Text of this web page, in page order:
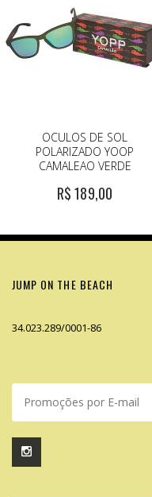
OCULOS DE SOL
POLARIZADO YOOP
CAMALEAO VERDE
R$ 189,00
JUMP ON THE BEACH
34.023.289/0001-86